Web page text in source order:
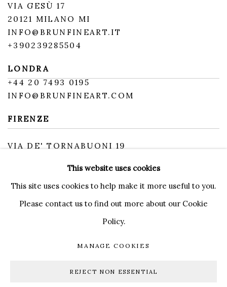
VIA GESÙ 17
20121 MILANO MI
INFO@BRUNFINEART.IT
+390239285504
LONDRA
+44 20 7493 0195
INFO@BRUNFINEART.COM
FIRENZE
VIA DE' TORNABUONI 19
BY APPOINTMENT
INFO@BRUNFINEART.IT
COPYRIGHT © 2026 BRUN FINE ART
This website uses cookies
This site uses cookies to help make it more useful to you.
Please contact us to find out more about our Cookie
Policy.
MANAGE COOKIES
REJECT NON ESSENTIAL